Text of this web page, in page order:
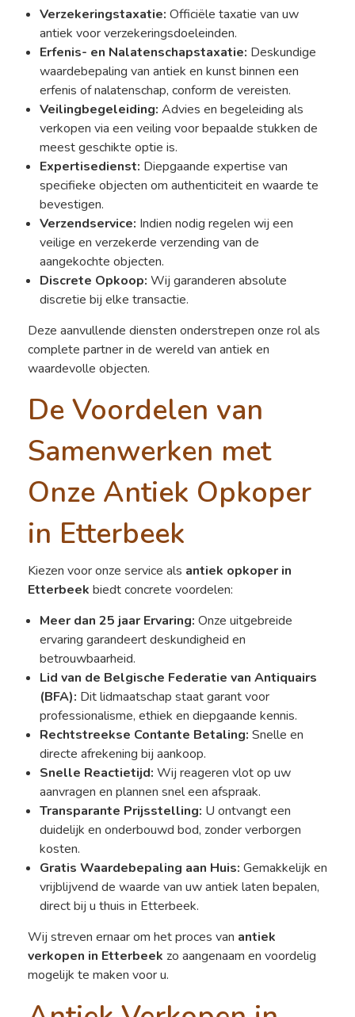
Verzekeringstaxatie: Officiële taxatie van uw
antiek voor verzekeringsdoeleinden.
Erfenis- en Nalatenschapstaxatie: Deskundige
waardebepaling van antiek en kunst binnen een
erfenis of nalatenschap, conform de vereisten.
Veilingbegeleiding: Advies en begeleiding als
verkopen via een veiling voor bepaalde stukken de
meest geschikte optie is.
Expertisedienst: Diepgaande expertise van
specifieke objecten om authenticiteit en waarde te
bevestigen.
Verzendservice: Indien nodig regelen wij een
veilige en verzekerde verzending van de
aangekochte objecten.
Discrete Opkoop: Wij garanderen absolute
discretie bij elke transactie.
Deze aanvullende diensten onderstrepen onze rol als
complete partner in de wereld van antiek en
waardevolle objecten.
De Voordelen van
Samenwerken met
Onze Antiek Opkoper
in Etterbeek
Kiezen voor onze service als antiek opkoper in
Etterbeek biedt concrete voordelen:
Meer dan 25 jaar Ervaring: Onze uitgebreide
ervaring garandeert deskundigheid en
betrouwbaarheid.
Lid van de Belgische Federatie van Antiquairs
(BFA): Dit lidmaatschap staat garant voor
professionalisme, ethiek en diepgaande kennis.
Rechtstreekse Contante Betaling: Snelle en
directe afrekening bij aankoop.
Snelle Reactietijd: Wij reageren vlot op uw
aanvragen en plannen snel een afspraak.
Transparante Prijsstelling: U ontvangt een
duidelijk en onderbouwd bod, zonder verborgen
kosten.
Gratis Waardebepaling aan Huis: Gemakkelijk en
vrijblijvend de waarde van uw antiek laten bepalen,
direct bij u thuis in Etterbeek.
Wij streven ernaar om het proces van antiek
verkopen in Etterbeek zo aangenaam en voordelig
mogelijk te maken voor u.